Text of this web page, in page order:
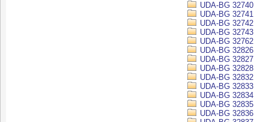
UDA-BG 32740
UDA-BG 32741
UDA-BG 32742
UDA-BG 32743
UDA-BG 32762
UDA-BG 32826
UDA-BG 32827
UDA-BG 32828
UDA-BG 32832
UDA-BG 32833
UDA-BG 32834
UDA-BG 32835
UDA-BG 32836